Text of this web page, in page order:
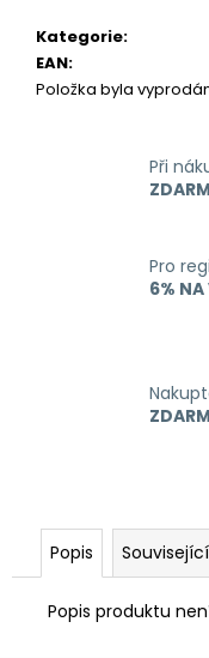
Kategorie:
EAN:
Položka byla
Při
Pro
6% NA
Popis
Popis produktu
LIO
NANO
PRO
ELEKTRONICKÁ